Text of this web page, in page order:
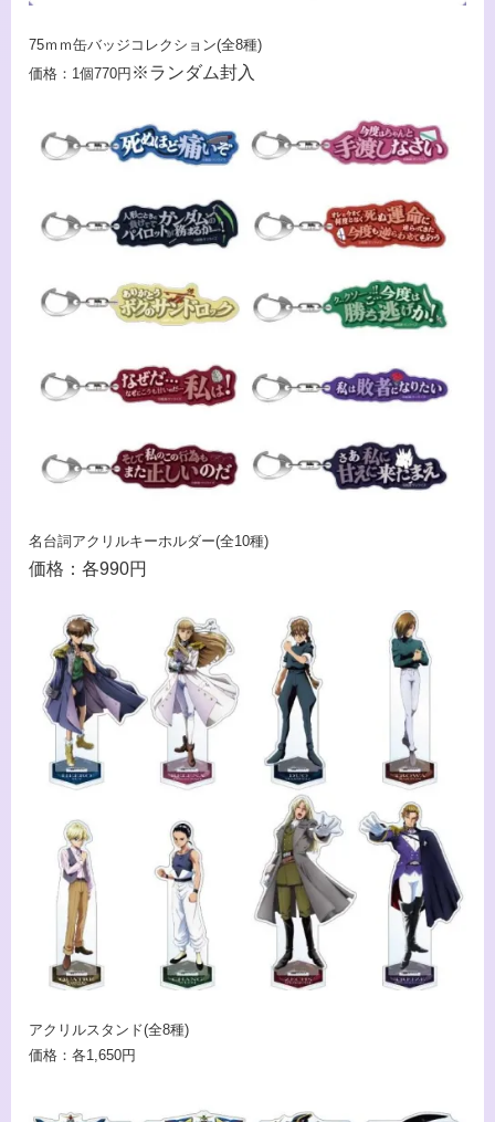
75ｍｍ缶バッジコレクション(全8種)
価格：1個770円 ※ランダム封入
名台詞アクリルキーホルダー(全10種)
価格：各990円
アクリルスタンド(全8種)
価格：各1,650円